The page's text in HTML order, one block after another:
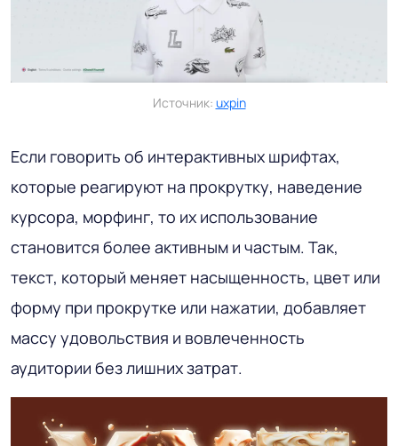
Источник: uxpin
Если говорить об интерактивных шрифтах,
которые реагируют на прокрутку, наведение
курсора, морфинг, то их использование
становится более активным и частым. Так,
текст, который меняет насыщенность, цвет или
форму при прокрутке или нажатии, добавляет
массу удовольствия и вовлеченность
аудитории без лишних затрат.